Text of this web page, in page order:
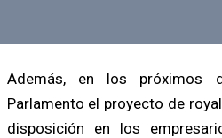
Además, en los próximos
Parlamento el proyecto de
disposición en los